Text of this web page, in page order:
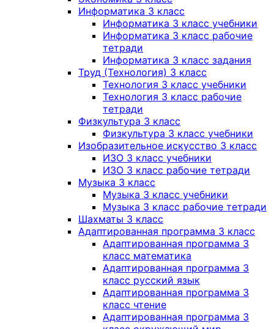
Информатика 3 класс
Информатика 3 класс учебники
Информатика 3 класс рабочие
тетради
Информатика 3 класс задания
Труд (Технология) 3 класс
Технология 3 класс учебники
Технология 3 класс рабочие
тетради
Физкультура 3 класс
Физкультура 3 класс учебники
Изобразительное искусство 3 класс
ИЗО 3 класс учебники
ИЗО 3 класс рабочие тетради
Музыка 3 класс
Музыка 3 класс учебники
Музыка 3 класс рабочие тетради
Шахматы 3 класс
Адаптированная программа 3 класс
Адаптированная программа 3
класс математика
Адаптированная программа 3
класс русский язык
Адаптированная программа 3
класс чтение
Адаптированная программа 3